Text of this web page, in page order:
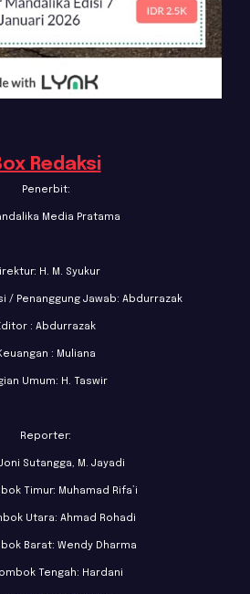
Redaksi
Penerbit:
Media Pratama
H. M. Syukur
/ Penanggung Jawab: Abdurrazak
: Abdurrazak
: Muliana
Umum: H. Taswir
Reporter:
Sutangga, M. Jayadi
Timur: Muhamad Rifa’i
Utara: Ahmad Rohadi
Barat: Wendy Dharma
Tengah: Hardani